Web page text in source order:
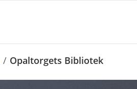
/ Opaltorgets Bibliotek